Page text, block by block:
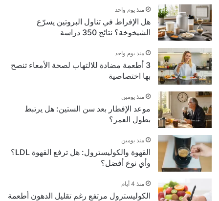
منذ يوم واحد
هل الإفراط في تناول البروتين يسرّع
الشيخوخة؟ نتائج 350 دراسة
منذ يوم واحد
3 أطعمة مضادة للالتهاب لصحة الأمعاء تنصح
بها اختصاصية
منذ يومين
موعد الإفطار بعد سن الستين: هل يرتبط
بطول العمر؟
منذ يومين
القهوة والكوليسترول: هل ترفع القهوة LDL؟
وأي نوع أفضل؟
منذ 4 أيام
الكوليسترول مرتفع رغم تقليل الدهون أطعمة